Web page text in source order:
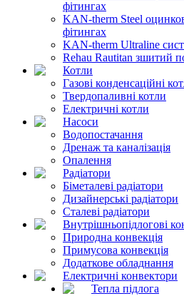
фітингах
KAN-therm Steel
фітингах
KAN-therm Ultraline
Rehau Rautitan зшитий
Котли
Газові конденсаційні
Твердопаливні котли
Електричні котли
Насоси
Водопостачання
Дренаж та каналізація
Опалення
Радіатори
Біметалеві радіатори
Дизайнерські радіатори
Сталеві радіатори
Внутрішньопідлогові
Природна конвекція
Примусова конвекція
Додаткове обладнання
Електричні конвектори
Тепла підлога